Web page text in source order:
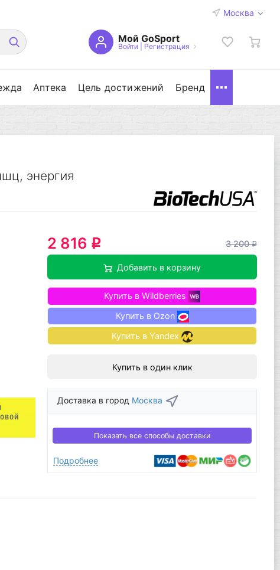
Москва
Мой GoSport
Войти| Регистрация
Аптека Цель достижений Бренд
энергия
2 816 q 3 200q
Добавить в корзину
Купить в Wildberries
Купить в Ozon
Купить в Yandex
Купить в один клик
Доставка в город Москва
Показать все способы доставки
Подробнее